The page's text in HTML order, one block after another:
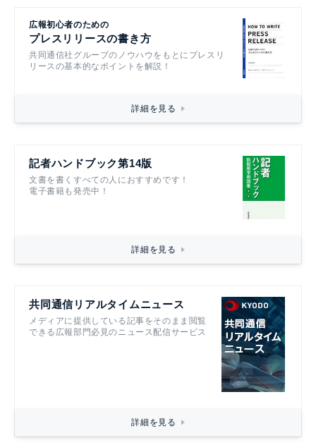
広報初心者のための
プレスリリースの書き方
共同通信社グループのノウハウをもとにプレスリ
リースの基本的なポイントを解説！
詳細を見る
記者ハンドブック第14版
文書を書くすべての人におすすめです！
電子書籍も発売中！
詳細を見る
共同通信リアルタイムニュース
メディアに提供している記事をそのまま閲覧
できる広報部門必見のニュース配信サービス
詳細を見る